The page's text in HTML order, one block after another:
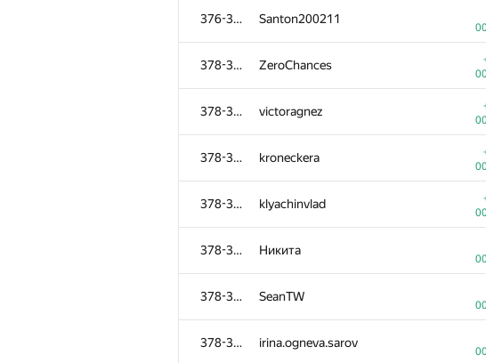
376-377 Santon200211
378-384 ZeroChances
378-384 victoragnez
378-384 kroneckera
378-384 klyachinvlad
378-384 Никита
378-384 SeanTW
378-384 irina.ogneva.sarov